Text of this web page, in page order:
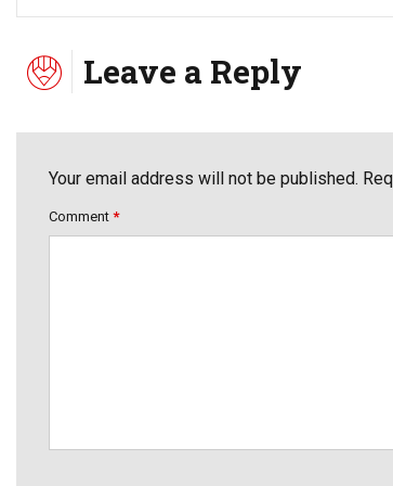
Leave a Reply
Your email address will not be published.
Comment *